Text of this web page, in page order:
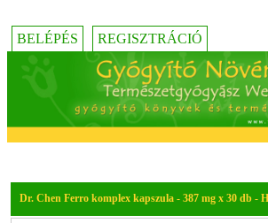
BELÉPÉS REGISZTRÁCIÓ
Dr. Chen Ferro komplex kapszula - 387 mg x 30 db -